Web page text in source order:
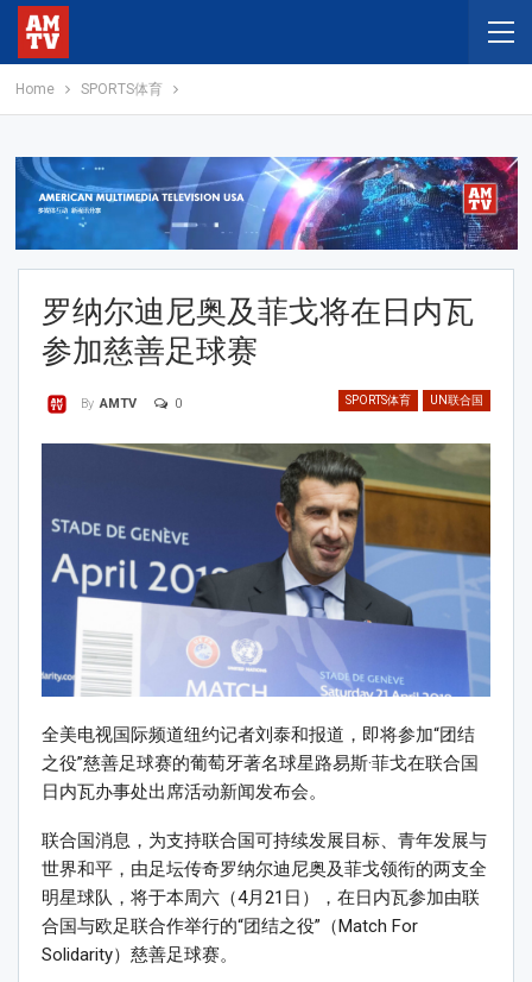
Home SPORTS体育
罗纳尔迪尼奥及菲戈将在日内瓦
参加慈善足球赛
SPORTS体育 UN联合国
By AMTV 0
全美电视国际频道纽约记者刘泰和报道，即将参加“团结
之役”慈善足球赛的葡萄牙著名球星路易斯·菲戈在联合国
日内瓦办事处出席活动新闻发布会。
联合国消息，为支持联合国可持续发展目标、青年发展与
世界和平，由足坛传奇罗纳尔迪尼奥及菲戈领衔的两支全
明星球队，将于本周六（4月21日），在日内瓦参加由联
合国与欧足联合作举行的“团结之役”（Match For
Solidarity）慈善足球赛。